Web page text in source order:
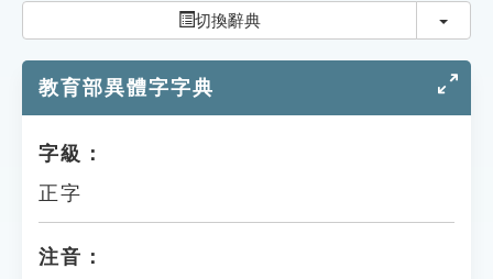
貓頭鷹博士
切換辭典 切換
教育部異體字字典
字級：
正字
注音：